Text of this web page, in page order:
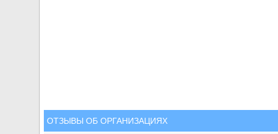
ОТЗЫВЫ ОБ ОРГАНИЗАЦИЯХ